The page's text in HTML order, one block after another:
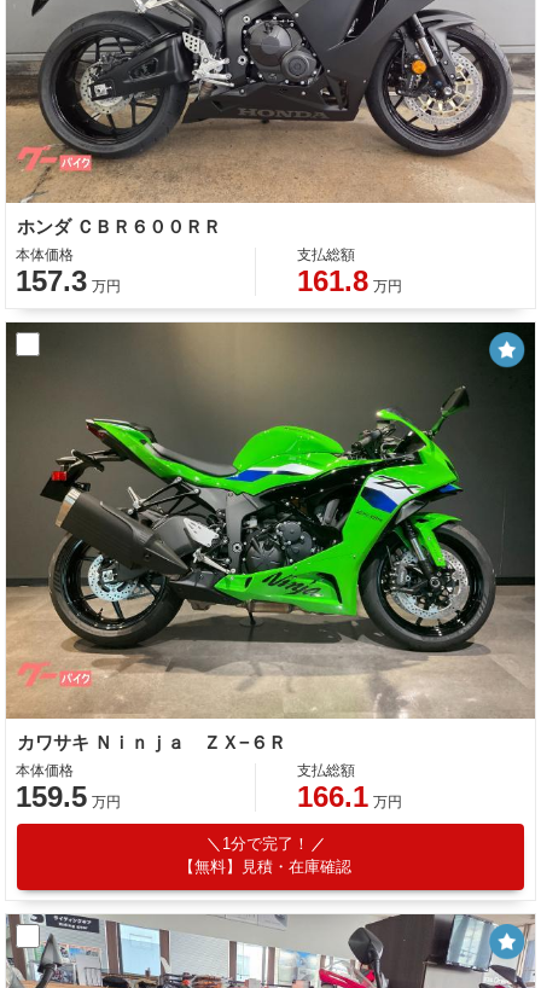
ホンダ ＣＢＲ６００ＲＲ
本体価格
157.3 万円
支払総額
161.8 万円
カワサキ Ｎｉｎｊａ ＺＸ−６Ｒ
本体価格
159.5 万円
支払総額
166.1 万円
1分で完了！
【無料】見積・在庫確認